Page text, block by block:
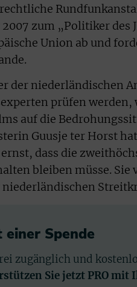
zum „Politiker
Union ab und
der niederländischen
prüfen
auf die
Guusje ter Horst
ernst, dass die
bleiben müsse. Sie
Spende
zugänglich und
Sie jetzt PRO mit